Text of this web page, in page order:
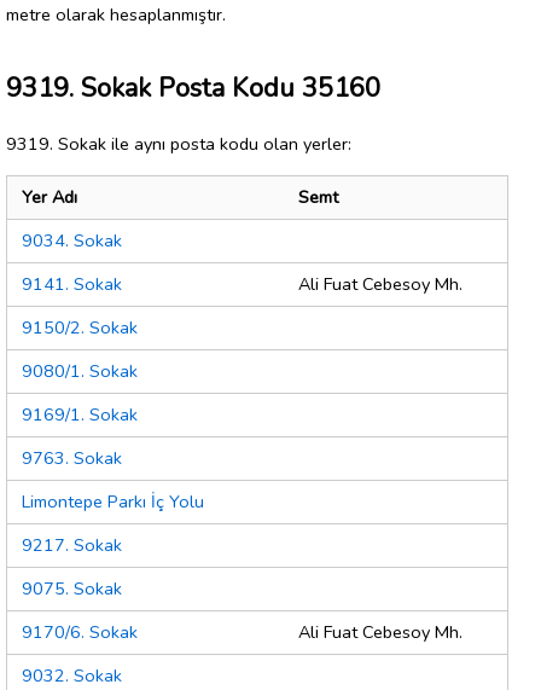
metre olarak hesaplanmıştır.
9319. Sokak Posta Kodu 35160
9319. Sokak ile aynı posta kodu olan yerler:
Yer Adı
Semt
9034. Sokak
9141. Sokak
Ali Fuat Cebesoy Mh.
9150/2. Sokak
9080/1. Sokak
9169/1. Sokak
9763. Sokak
Limontepe Parkı İç Yolu
9217. Sokak
9075. Sokak
9170/6. Sokak
Ali Fuat Cebesoy Mh.
9032. Sokak